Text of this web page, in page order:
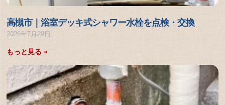
高槻市｜浴室デッキ式シャワー水栓を点検・交換
2026年7月29日
もっと見る »